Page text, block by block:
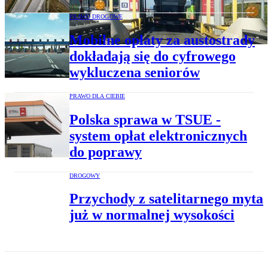
PRAWO DROGOWE
Mobilne opłaty za austostrady
dokładają się do cyfrowego
wykluczena seniorów
PRAWO DLA CIEBIE
Polska sprawa w TSUE -
system opłat elektronicznych
do poprawy
DROGOWY
Przychody z satelitarnego myta
już w normalnej wysokości